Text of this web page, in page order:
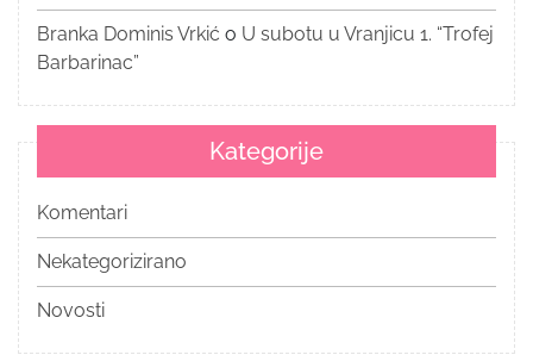
Branka Dominis Vrkić o U subotu u Vranjicu 1. “Trofej
Barbarinac”
Kategorije
Komentari
Nekategorizirano
Novosti